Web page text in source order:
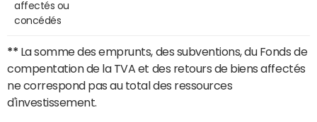
affectés ou
concédés
** La somme des emprunts, des subventions, du Fonds de
compentation de la TVA et des retours de biens affectés
ne correspond pas au total des ressources
d'investissement.